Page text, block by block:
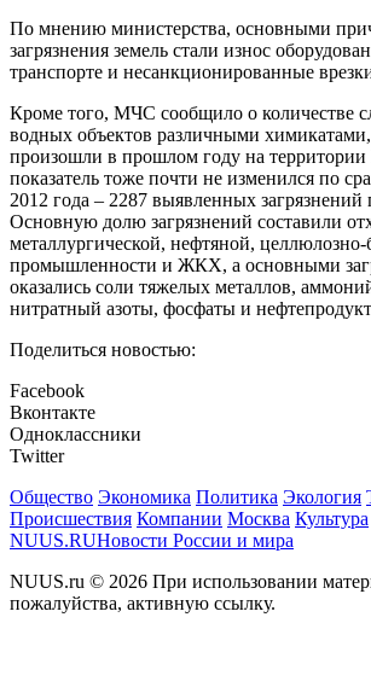
По мнению министерства, основными
загрязнения земель стали износ
транспорте и несанкционированные
Кроме того, МЧС сообщило о количестве
водных объектов различными
произошли в прошлом году на территории
показатель тоже почти не изменился по
2012 года – 2287 выявленных загрязнений
Основную долю загрязнений составили
металлургической, нефтяной,
промышленности и ЖКХ, а основными
оказались соли тяжелых металлов,
нитратный азоты, фосфаты и
Поделиться новостью:
Facebook
Вконтакте
Одноклассники
Twitter
Общество Экономика Политика Экология
Происшествия Компании Москва Культура
NUUS.RUНовости России и мира
NUUS.ru © 2026 При использовании
пожалуйства, активную ссылку.